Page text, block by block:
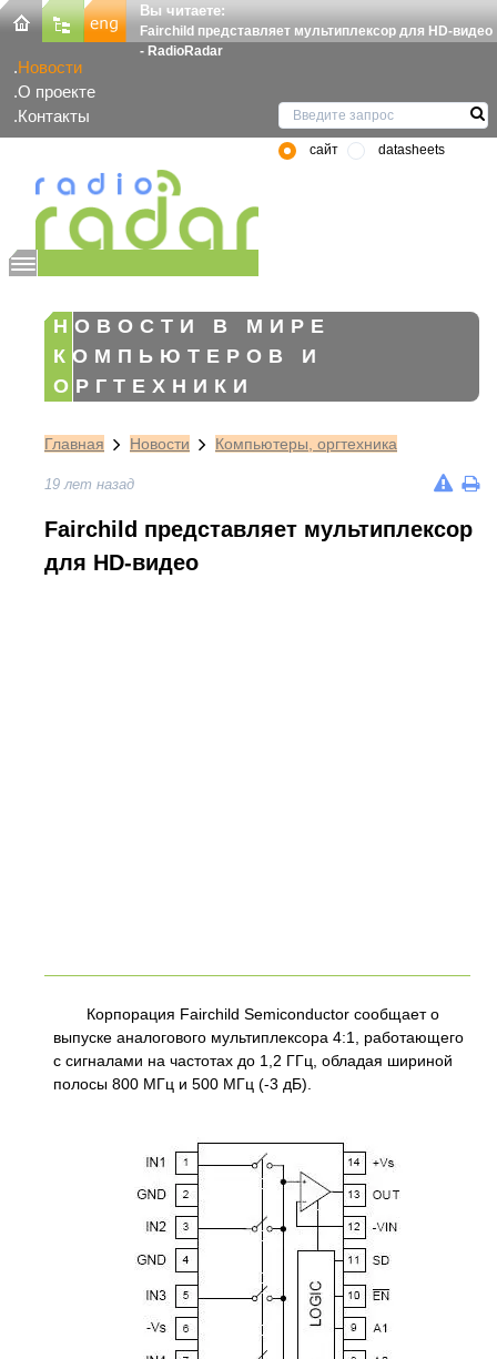
Вы читаете:
Fairchild представляет мультиплексор для HD-видео
- RadioRadar
Новости
О проекте
Контакты
сайт datasheets
НОВОСТИ В МИРЕ
КОМПЬЮТЕРОВ И
ОРГТЕХНИКИ
Главная Новости Компьютеры, оргтехника
19 лет назад
Fairchild представляет мультиплексор
для HD-видео
Корпорация Fairchild Semiconductor сообщает о
выпуске аналогового мультиплексора 4:1, работающего
с сигналами на частотах до 1,2 ГГц, обладая шириной
полосы 800 МГц и 500 МГц (-3 дБ).